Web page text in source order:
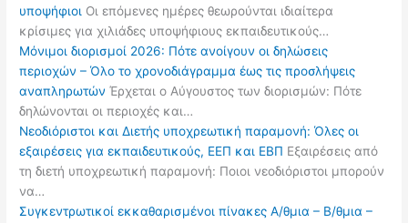
υποψήφιοι Οι επόμενες ημέρες θεωρούνται ιδιαίτερα
κρίσιμες για χιλιάδες υποψήφιους εκπαιδευτικούς…
Μόνιμοι διορισμοί 2026: Πότε ανοίγουν οι δηλώσεις
περιοχών – Όλο το χρονοδιάγραμμα έως τις προσλήψεις
αναπληρωτών Έρχεται ο Αύγουστος των διορισμών: Πότε
δηλώνονται οι περιοχές και…
Νεοδιόριστοι και Διετής υποχρεωτική παραμονή: Όλες οι
εξαιρέσεις για εκπαιδευτικούς, ΕΕΠ και ΕΒΠ Εξαιρέσεις από
τη διετή υποχρεωτική παραμονή: Ποιοι νεοδιόριστοι μπορούν
να…
Συγκεντρωτικοί εκκαθαρισμένοι πίνακες Α/θμια – Β/θμια –